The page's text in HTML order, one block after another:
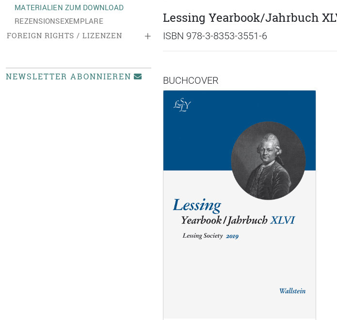
MATERIALIEN ZUM DOWNLOAD
REZENSIONSEXEMPLARE
+
FOREIGN RIGHTS / LIZENZEN
NEWSLETTER ABONNIEREN
Lessing Yearbook/Jahrbuch
ISBN 978-3-8353-3551-6
BUCHCOVER